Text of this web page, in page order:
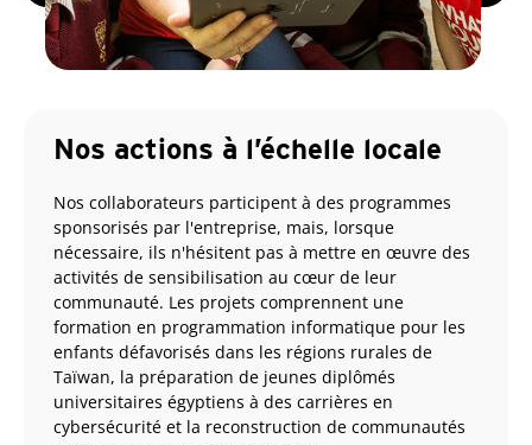
Nos actions à l’échelle locale
Nos collaborateurs participent à des programmes
sponsorisés par l'entreprise, mais, lorsque
nécessaire, ils n'hésitent pas à mettre en œuvre des
activités de sensibilisation au cœur de leur
communauté. Les projets comprennent une
formation en programmation informatique pour les
enfants défavorisés dans les régions rurales de
Taïwan, la préparation de jeunes diplômés
universitaires égyptiens à des carrières en
cybersécurité et la reconstruction de communautés